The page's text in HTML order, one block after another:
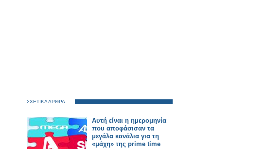
ΣΧΕΤΙΚΑ ΑΡΘΡΑ
Αυτή είναι η ημερομηνία
που αποφάσισαν τα
μεγάλα κανάλια για τη
«μάχη» της prime time